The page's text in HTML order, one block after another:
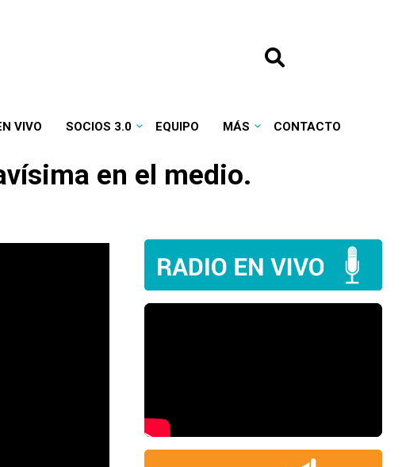
VIVO SOCIOS 3.0 EQUIPO MÁS CONTACTO
en el medio.